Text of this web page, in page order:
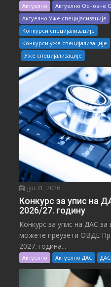
Актуелно
Актуелно Основне
Актуелно Уже специјализације
Конкурси специјализације
Конкурси уже специјализације
Уже специјализације
јул 31, 2026
Конкурс за упис на
2026/27. годину
Конкурс за упис на ДАС
можете преузети ОВДЕ
2027. година...
Актуелно Актуелно ДАС ДАС